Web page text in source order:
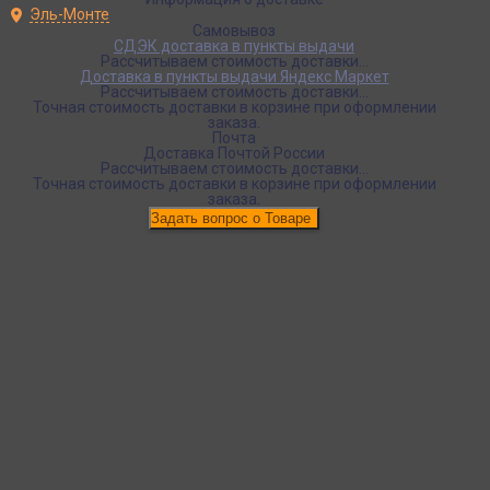
Эль-Монте
Самовывоз
СДЭК доставка в пункты выдачи
Рассчитываем стоимость доставки...
Доставка в пункты выдачи Яндекс Маркет
Рассчитываем стоимость доставки...
Точная стоимость доставки в корзине при оформлении
заказа.
Почта
Доставка Почтой России
Рассчитываем стоимость доставки...
Точная стоимость доставки в корзине при оформлении
заказа.